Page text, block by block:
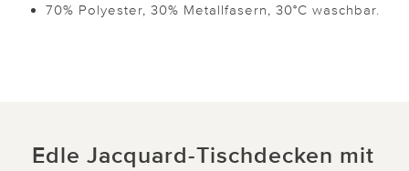
70% Polyester, 30% Metallfasern, 30°C waschbar.
Edle Jacquard-Tischdecken mit